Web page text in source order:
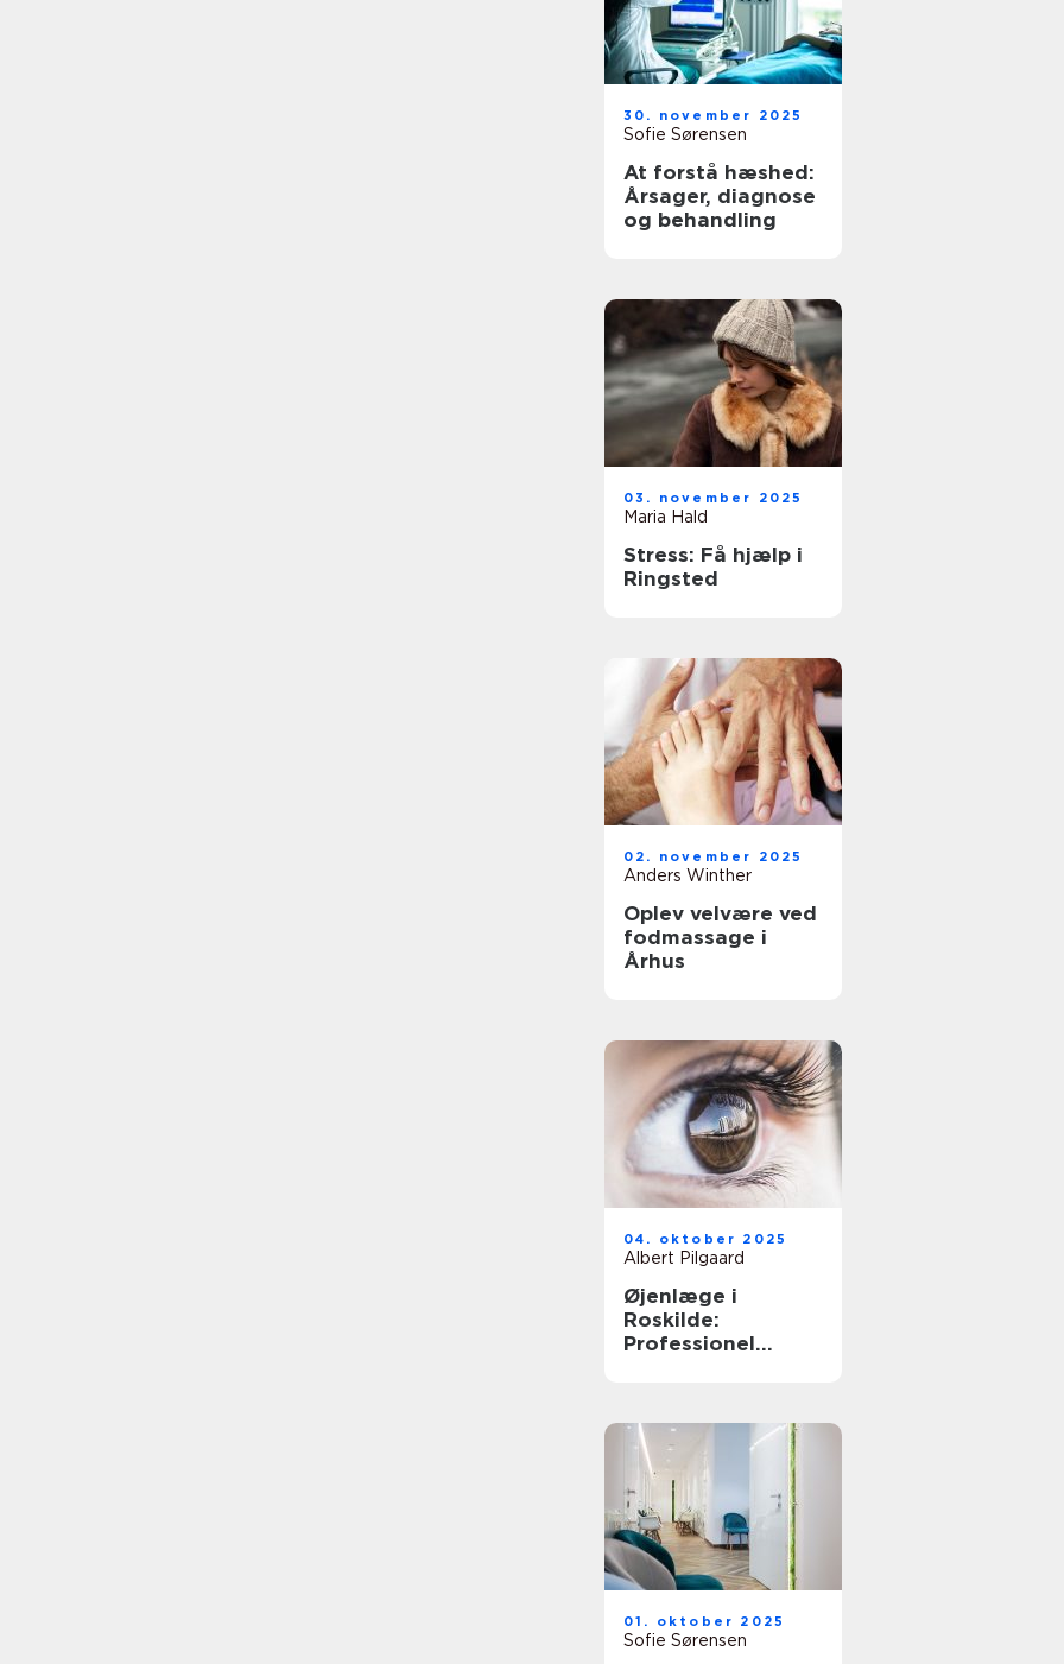
30. november 2025
Sofie Sørensen
At forstå hæshed:
Årsager, diagnose
og behandling
03. november 2025
Maria Hald
Stress: Få hjælp i
Ringsted
02. november 2025
Anders Winther
Oplev velvære ved
fodmassage i
Århus
04. oktober 2025
Albert Pilgaard
Øjenlæge i
Roskilde:
Professionel
01. oktober 2025
Sofie Sørensen